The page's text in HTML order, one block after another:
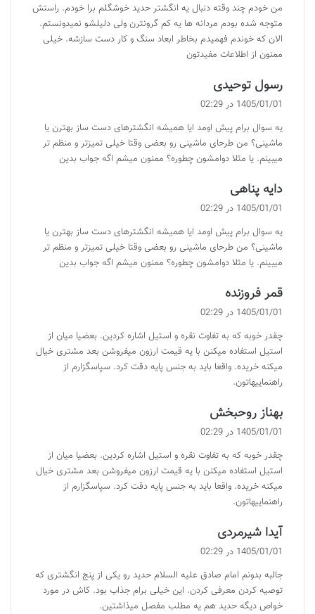
:
من خودم چند وقته دنبال یه انگشتر حدید خوشگلم برا خودم. راستش
متوجه شده بودم مردانه ها یه کم گرونترن ولی دلیلشو نمیدونستم.
الان که خوندم فهمیدم بخاطر ابعاد سنگ و کار دست سازشه. خیلی
ممنون از اطلاعات مفیدتون
رسول توحیدی
ف
:
1405/01/01 در 02:29
یه سوال برام پیش اومد ایا همیشه انگشترهای دست ساز بهترن یا
ماشینی؟ من طرحای ماشینی رو بعضی وقتا خیلی تمیزتر و منظم تر
میبینم. یا مثلا دوامشون چطوره؟ ممنون میشم اگه جواب بدین
دایه پناهی
:
1405/01/01 در 02:29
یه سوال برام پیش اومد ایا همیشه انگشترهای دست ساز بهترن یا
ماشینی؟ من طرحای ماشینی رو بعضی وقتا خیلی تمیزتر و منظم تر
میبینم. یا مثلا دوامشون چطوره؟ ممنون میشم اگه جواب بدین
قمر فروزنده
ف
:
1405/01/01 در 02:29
چقدر خوبه که به تفاوت نقره و استیل اشاره کردین. بعضیا میان از
استیل استفاده میکنن با یه قیمت ارزون میفروشن بعد مشتری خیال
میکنه خریده. واقعا باید به جنس پایه دقت کرد. سپاسگزارم از
راهنماییهاتون.
بهناز روحبخش
ف
:
1405/01/01 در 02:29
چقدر خوبه که به تفاوت نقره و استیل اشاره کردین. بعضیا میان از
استیل استفاده میکنن با یه قیمت ارزون میفروشن بعد مشتری خیال
میکنه خریده. واقعا باید به جنس پایه دقت کرد. سپاسگزارم از
راهنماییهاتون.
آیدا شیرمردی
ف
:
1405/01/01 در 02:29
جالبه بدونم امام صادق علیه السلام حدید رو یکی از پنج انگشتری که
توصیه کردن معرفی کردن. این خیلی برام جذاب بود. کاش در مورد
خواص دیگه حدید هم یه مطلب مفصل میذاشتین.